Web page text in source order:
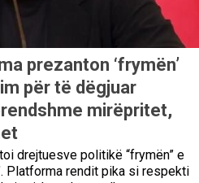
prezanton ‘frymën’
për të dëgjuar
mirëpritet,
drejtuesve politikë “frymën” e
Platforma rendit pika si respekti